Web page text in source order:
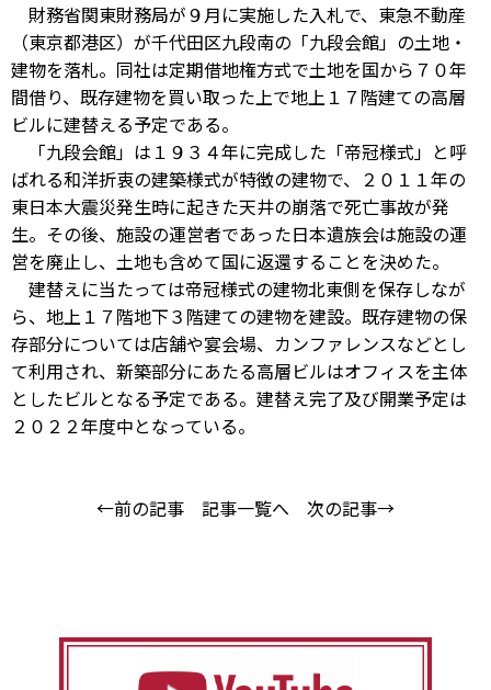
財務省関東財務局が９月に実施した入札で、東急不動産
（東京都港区）が千代田区九段南の「九段会館」の土地・
建物を落札。同社は定期借地権方式で土地を国から７０年
間借り、既存建物を買い取った上で地上１７階建ての高層
ビルに建替える予定である。
「九段会館」は１９３４年に完成した「帝冠様式」と呼
ばれる和洋折衷の建築様式が特徴の建物で、２０１１年の
東日本大震災発生時に起きた天井の崩落で死亡事故が発
生。その後、施設の運営者であった日本遺族会は施設の運
営を廃止し、土地も含めて国に返還することを決めた。
建替えに当たっては帝冠様式の建物北東側を保存しなが
ら、地上１７階地下３階建ての建物を建設。既存建物の保
存部分については店舗や宴会場、カンファレンスなどとし
て利用され、新築部分にあたる高層ビルはオフィスを主体
としたビルとなる予定である。建替え完了及び開業予定は
２０２２年度中となっている。
←前の記事 記事一覧へ 次の記事→